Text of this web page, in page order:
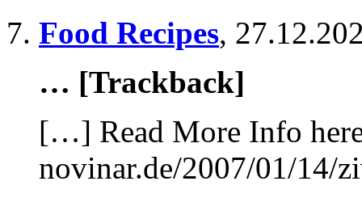
Food Recipes,
… [Trackback]
[…] Read More Info
novinar.de/2007/01/